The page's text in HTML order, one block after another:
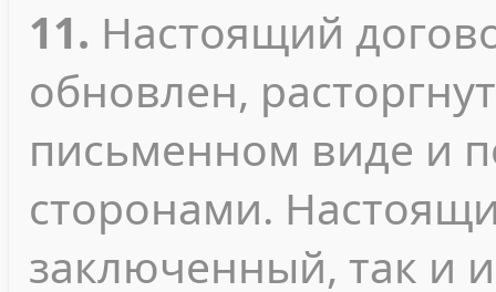
11. Настоящий
обновлен,
письменном виде и
сторонами.
заключенный, так и